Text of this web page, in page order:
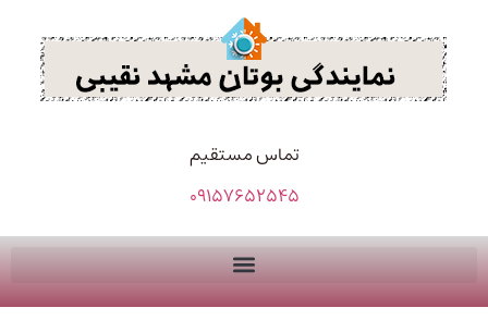
تماس مستقیم
09157652545